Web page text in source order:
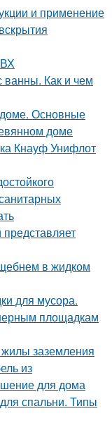
и применение
ванны. Как и чем
доме. Основные
доме
Кнауф Унифлот
в жидком
для мусора.
площадкам
заземления
из
для дома
спальни. Типы